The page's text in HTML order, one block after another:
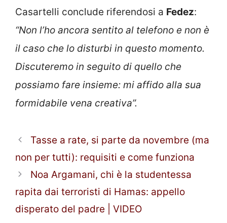
Casartelli conclude riferendosi a Fedez:
“Non l’ho ancora sentito al telefono e non è
il caso che lo disturbi in questo momento.
Discuteremo in seguito di quello che
possiamo fare insieme: mi affido alla sua
formidabile vena creativa”.
Tasse a rate, si parte da novembre (ma
non per tutti): requisiti e come funziona
Noa Argamani, chi è la studentessa
rapita dai terroristi di Hamas: appello
disperato del padre | VIDEO